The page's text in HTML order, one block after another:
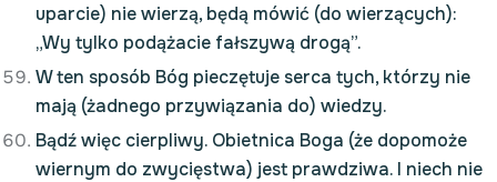
uparcie) nie wierzą, będą mówić (do wierzących):
„Wy tylko podążacie fałszywą drogą”.
W ten sposób Bóg pieczętuje serca tych, którzy nie
mają (żadnego przywiązania do) wiedzy.
Bądź więc cierpliwy. Obietnica Boga (że dopomoże
wiernym do zwycięstwa) jest prawdziwa. I niech nie